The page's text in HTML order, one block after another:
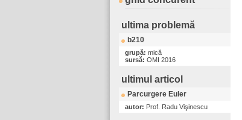
ultima problemă
b210
grupă: mică
sursă: OMI 2016
ultimul articol
Parcurgere Euler
autor: Prof. Radu Vişinescu